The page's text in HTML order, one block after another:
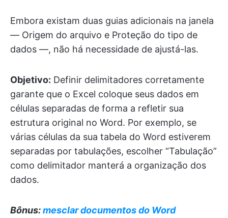
Embora existam duas guias adicionais na janela
— Origem do arquivo e Proteção do tipo de
dados —, não há necessidade de ajustá-las.
Objetivo: Definir delimitadores corretamente
garante que o Excel coloque seus dados em
células separadas de forma a refletir sua
estrutura original no Word. Por exemplo, se
várias células da sua tabela do Word estiverem
separadas por tabulações, escolher “Tabulação”
como delimitador manterá a organização dos
dados.
Bônus:mesclar documentos do Word